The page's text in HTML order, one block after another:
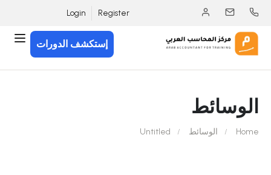
Register
Login
إستكشف الدورات
الوسائط
Home الوسائط Untitled